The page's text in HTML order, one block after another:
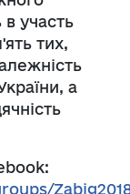
в участь
тих,
а